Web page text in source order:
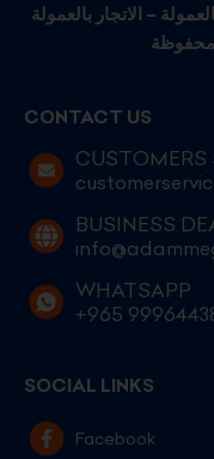
– الاتجار بالعمولة
محفوظة
CONTACT US
CUSTOMERS
BUSINESS
WHATSAPP
+965
SOCIAL LINKS
Facebook